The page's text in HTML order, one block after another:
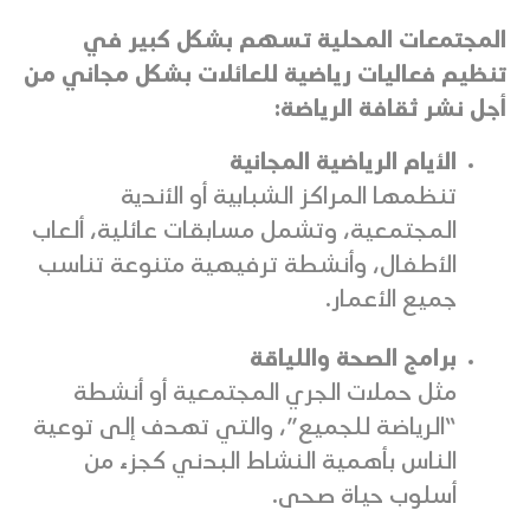
المجتمعات المحلية تسهم بشكل كبير في
تنظيم فعاليات رياضية للعائلات بشكل مجاني من
أجل نشر ثقافة الرياضة:
الأيام الرياضية المجانية
تنظمها المراكز الشبابية أو الأندية
المجتمعية، وتشمل مسابقات عائلية، ألعاب
الأطفال، وأنشطة ترفيهية متنوعة تناسب
جميع الأعمار.
برامج الصحة واللياقة
مثل حملات الجري المجتمعية أو أنشطة
“الرياضة للجميع”، والتي تهدف إلى توعية
الناس بأهمية النشاط البدني كجزء من
أسلوب حياة صحي.